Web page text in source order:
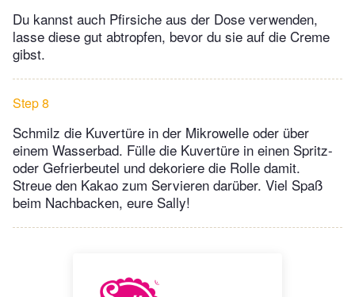
Du kannst auch Pfirsiche aus der Dose verwenden,
lasse diese gut abtropfen, bevor du sie auf die Creme
gibst.
Step 8
Schmilz die Kuvertüre in der Mikrowelle oder über
einem Wasserbad. Fülle die Kuvertüre in einen Spritz-
oder Gefrierbeutel und dekoriere die Rolle damit.
Streue den Kakao zum Servieren darüber. Viel Spaß
beim Nachbacken, eure Sally!